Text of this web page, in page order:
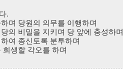
.
며 당원의 의무를 이행하며
의 비밀을 지키며 당 앞에 충성하며
여 종신토록 분투하며
생할 각오를 하며